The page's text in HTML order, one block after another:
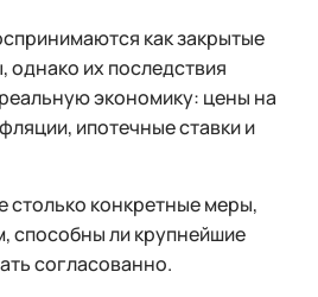
как закрытые
однако их последствия
экономику: цены на
ипотечные ставки и
конкретные меры,
способны ли крупнейшие
согласованно.